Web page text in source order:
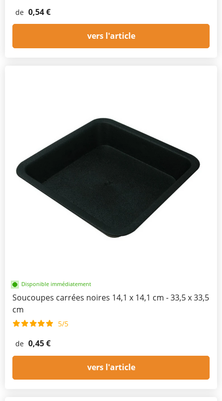
de 0,54 €
vers l'article
Disponible immédiatement
Soucoupes carrées noires 14,1 x 14,1 cm - 33,5 x 33,5
cm
5/5
de 0,45 €
vers l'article